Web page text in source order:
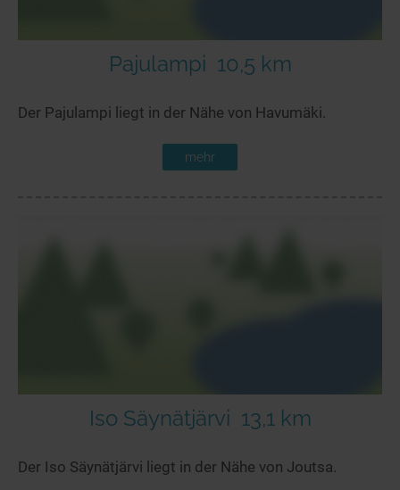
Pajulampi 10,5 km
Der Pajulampi liegt in der Nähe von Havumäki.
mehr
Iso Säynätjärvi 13,1 km
Der Iso Säynätjärvi liegt in der Nähe von Joutsa.